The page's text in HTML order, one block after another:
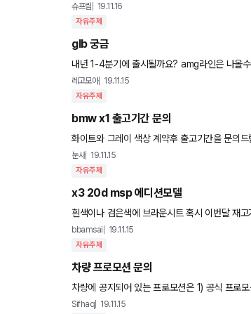
슈프림 19.11.16
자유주제
glb 궁금
내년 1-4분기에 출시될까요? amg라인은 나올
리카로 하기엔 glc보다 좋을까요?
레고모아 19.11.15
자유주제
bmw x1 출고기간 문의
화이트와 그레이 색상 계약후 출고기간을 문의드
눈사 19.11.15
자유주제
x3 20d msp 에디션모델
흰색이나 검은색에 브라운시트 혹
bbamsai 19.11.15
자유주제
차량 프로모션 문의
차량에 공지되어 있는
Sifhaq 19.11.15